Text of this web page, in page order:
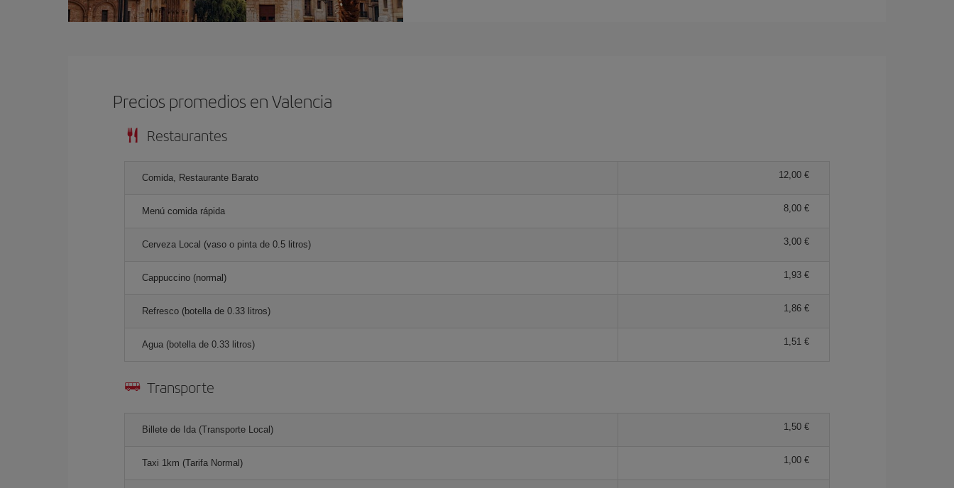
Precios promedios en Valencia
Restaurantes
Comida, Restaurante Barato 12,00 €
Menú comida rápida 8,00 €
Cerveza Local (vaso o pinta de 0.5 litros) 3,00 €
Cappuccino (normal) 1,93 €
Refresco (botella de 0.33 litros) 1,86 €
Agua (botella de 0.33 litros) 1,51 €
Transporte
Billete de Ida (Transporte Local) 1,50 €
Taxi 1km (Tarifa Normal) 1,00 €